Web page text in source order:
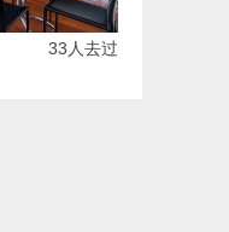
33人去过